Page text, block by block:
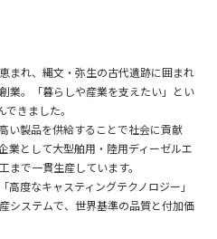
まれ、縄文・弥生の古代遺跡に囲まれ
業。「暮らしや産業を支えたい」とい
きました。
い製品を供給することで社会に貢献
業として大型舶用・陸用ディーゼルエ
まで一貫生産しています。
高度なキャスティングテクノロジー」
システムで、世界基準の品質と付加価